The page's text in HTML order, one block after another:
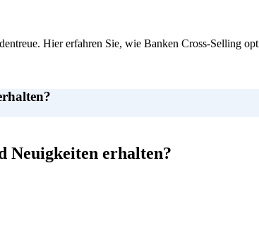
Hier erfahren Sie, wie Banken Cross-Selling
Neuigkeiten erhalten?